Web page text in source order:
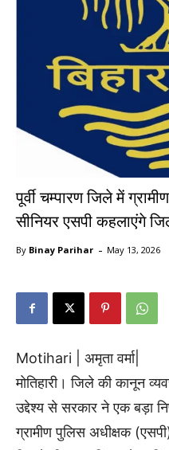
पूर्वी चम्पारण जिले में
सीनियर एसपी कहलाएंगे
By Binay Parihar - May 13, 2026
Motihari | अमृता वर्मा|
मोतिहारी। जिले की कानून
उद्देश्य से सरकार ने एक बड़ा
ग्रामीण पुलिस अधीक्षक